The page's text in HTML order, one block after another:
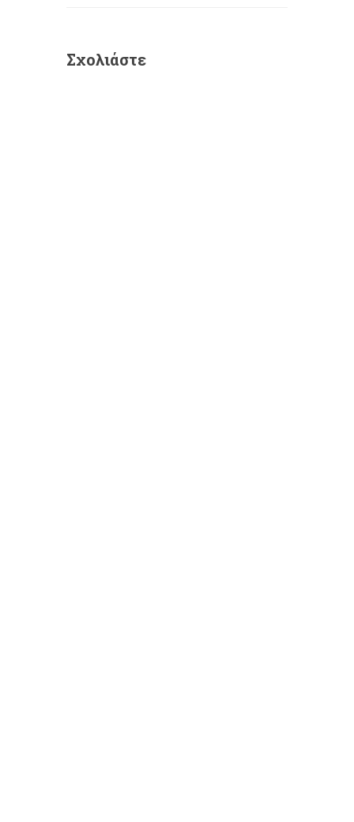
Σχολιάστε